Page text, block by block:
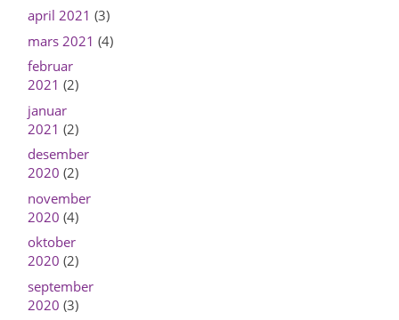
april 2021 (3)
mars 2021 (4)
februar
2021 (2)
januar
2021 (2)
desember
2020 (2)
november
2020 (4)
oktober
2020 (2)
september
2020 (3)